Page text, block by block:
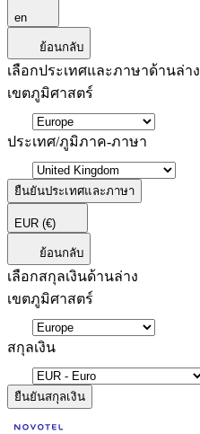
en
ย้อนกลับ
เลือกประเทศและภาษาด้านล่าง
เขตภูมิศาสตร์
ประเทศ/ภูมิภาค-ภาษา
ยืนยันประเทศและภาษา
EUR (€)
ย้อนกลับ
เลือกสกุลเงินด้านล่าง
เขตภูมิศาสตร์
สกุลเงิน
ยืนยันสกุลเงิน